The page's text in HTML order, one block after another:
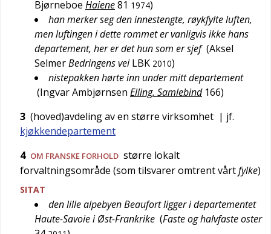
Bjørneboe Haiene81 1974)
han merker seg den innestengte, røykfylte luften,
men luftingen i dette rommet er vanligvis ikke hans
departement, her er det hun som er sjef (Aksel
SelmerBedringens vei LBK 2010)
nistepakken hørte inn under mitt departement
(Ingvar Ambjørnsen Elling. Samlebind 166)
3 (hoved)avdeling av en større virksomhet | jf.
kjøkkendepartement
4 OM FRANSKE FORHOLD større lokalt
forvaltningsområde (som tilsvarer omtrent vårtfylke)
SITAT
den lille alpebyen Beaufort ligger i departementet
Haute-Savoie i Øst-Frankrike (Faste og halvfaste oster